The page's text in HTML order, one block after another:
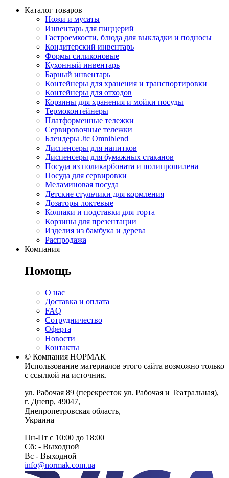
Каталог товаров
Ножи и мусаты
Инвентарь для пиццерий
Гастроемкости, блюда для выкладки и подносы
Кондитерский инвентарь
Формы силиконовые
Кухонный инвентарь
Барный инвентарь
Контейнеры для хранения и транспортировки
Контейнеры для отходов
Корзины для хранения и мойки посуды
Термоконтейнеры
Платформенные тележки
Сервировочные тележки
Блендеры Jtc Omniblend
Диспенсеры для напитков
Диспенсеры для бумажных стаканов
Посуда из поликарбоната и полипропилена
Посуда для сервировки
Меламиновая посуда
Детские стульчики для кормления
Дозаторы локтевые
Колпаки и подставки для торта
Корзины для презентации
Изделия из бамбука и дерева
Распродажа
Компания
Помощь
О нас
Доставка и оплата
FAQ
Сотрудничество
Оферта
Новости
Контакты
© Компания НОРМАК
Использование материалов этого сайта возможно только
с ссылкой на источник.
ул. Рабочая 89 (перекресток ул. Рабочая и Театральная),
г. Днепр, 49047,
Днепропетровская область,
Украина
Пн-Пт с 10:00 до 18:00
Сб: - Выходной
Вс - Выходной
info@normak.com.ua